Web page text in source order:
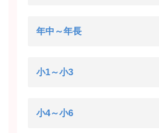
年中～年長
小1～小3
小4～小6